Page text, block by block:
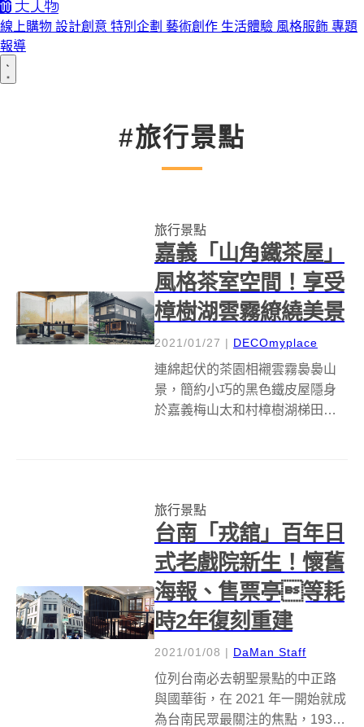
線上購物 設計創意 特別企劃 藝術創作 生活體驗 風格服飾 專題
報導
#旅行景點
旅行景點
嘉義「山角鐵茶屋」
風格茶室空間！享受
樟樹湖雲霧繚繞美景
2021/01/27 | DECOmyplace
連綿起伏的茶園相襯雲霧裊裊山
景，簡約小巧的黑色鐵皮屋隱身
於嘉義梅山太和村樟樹湖梯田之
地點，與屋主共同築起這處乘載
著旅人為...
旅行景點
台南「戎舘」百年日
式老戲院新生！懷舊
海報、售票亭等耗
時2年復刻重建
2021/01/08 | DaMan Staff
位列台南必去朝聖景點的中正路
與國華街，在 2021 年一開始就成
為台南民眾最關注的焦點，1935